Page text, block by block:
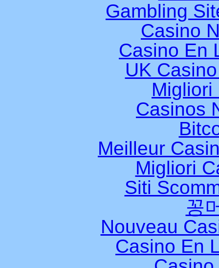
Gambling
Casino
Casino En
UK
Migliori
Casinos
Meilleur
Migliori
Siti
꽁
Nouveau
Casino En